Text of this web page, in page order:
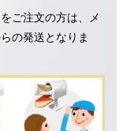
をご注文の方は、メ
の発送となりま